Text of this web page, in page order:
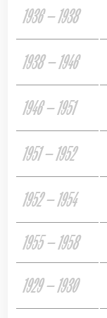
1936 — 1938
1938 — 1946
1946 — 1951
1951 — 1952
1952 — 1954
1955 — 1958
1929 — 1930